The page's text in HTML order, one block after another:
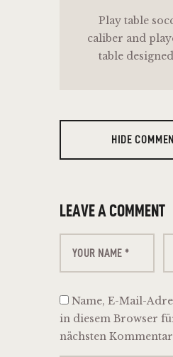
Play table
caliber and
table
HIDE
LEAVE A COMMENT
Name, E-Mail-
in diesem Browser
nächsten